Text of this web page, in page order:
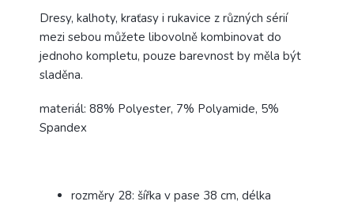
Dresy, kalhoty, kraťasy i rukavice z různých sérií
mezi sebou můžete libovolně kombinovat do
jednoho kompletu, pouze barevnost by měla být
sladěna.
materiál: 88% Polyester, 7% Polyamide, 5%
Spandex
rozměry 28: šířka v pase 38 cm, délka